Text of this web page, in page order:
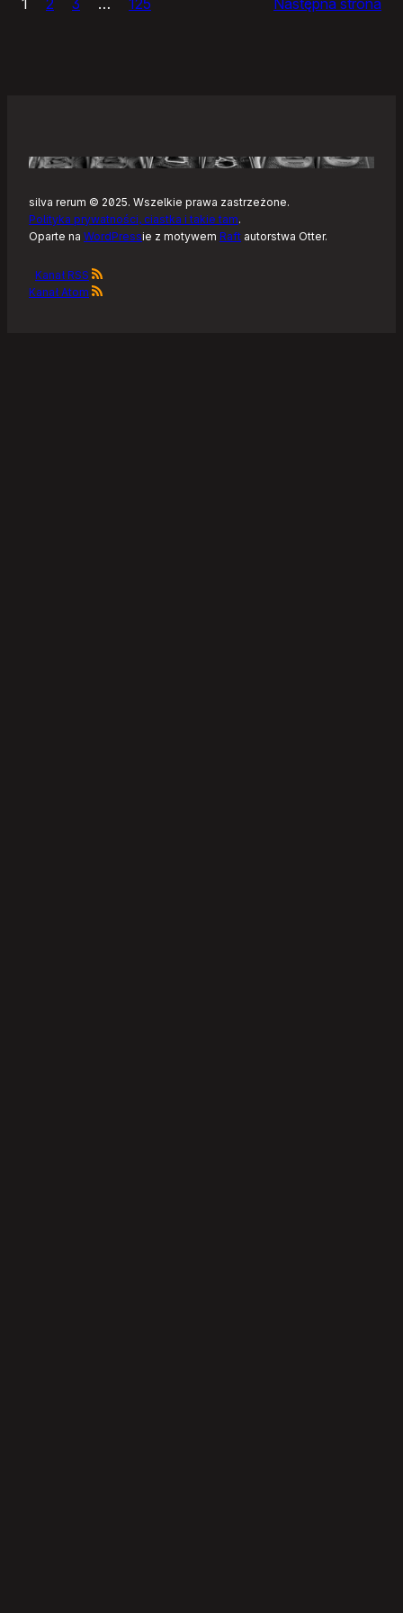
–
Linuksa
silva rerum © 2025. Wszelkie prawa zastrzeżone.
Polityka prywatności, ciastka i takie tam.
Oparte na WordPressie z motywem Raft autorstwa Otter.
Kanał RSS
Kanał Atom